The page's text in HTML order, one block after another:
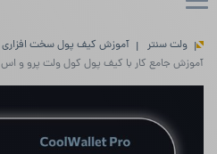
ولت سنتر آموزش کیف پول سخت افزاری
آموزش جامع کار با کیف پول کول ولت پرو و اس